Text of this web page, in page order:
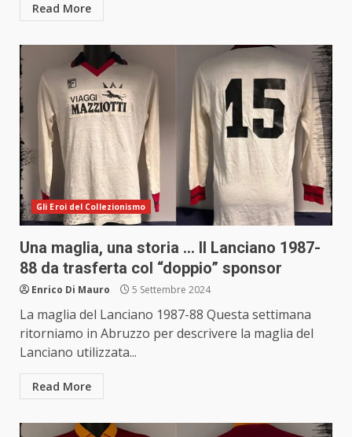
Read More
Gli Eroi del Collezionismo
Una maglia, una storia … Il Lanciano 1987-
88 da trasferta col “doppio” sponsor
Enrico Di Mauro 5 Settembre 2024
La maglia del Lanciano 1987-88 Questa settimana
ritorniamo in Abruzzo per descrivere la maglia del
Lanciano utilizzata...
Read More